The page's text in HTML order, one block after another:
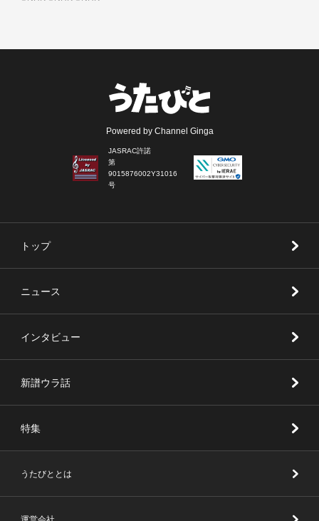
Powered by Channel Ginga
JASRAC許諾
第
9015876002Y31016
号
トップ
ニュース
インタビュー
新譜ウラ話
特集
うたびととは